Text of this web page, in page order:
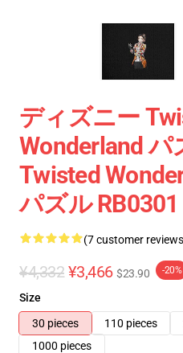
ディズニー
Wonderland
Twisted
パズル RB0301
(7 customer
¥4,332 ¥3,466 $23.90 -20%
Size
30 pieces
110 pieces
1000 pieces